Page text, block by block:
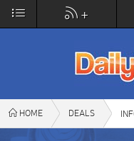
×
DailyDeals.nl
+
HOME DEALS